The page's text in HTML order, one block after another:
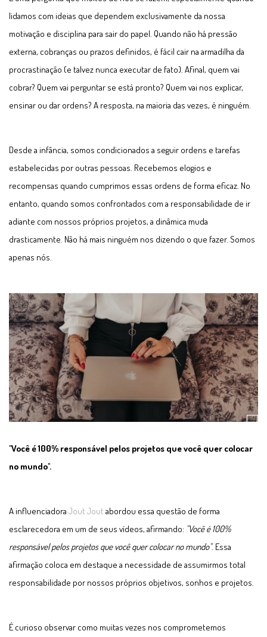
lidamos com ideias que dependem exclusivamente da nossa
motivação e disciplina para sair do papel. Quando não há pressão
externa, cobranças ou prazos definidos, é fácil cair na armadilha da
procrastinação (e talvez nunca executar de fato). Afinal, quem vai
cobrar? Quem vai perguntar se está pronto? Quem vai nos explicar,
ensinar ou dar ordens? A resposta, na maioria das vezes, é ninguém.
Desde a infância, somos condicionados a seguir ordens e tarefas
estabelecidas por outras pessoas. Recebemos elogios e
recompensas quando cumprimos essas ordens de forma eficaz. No
entanto, quando somos confrontados com a responsabilidade de ir
adiante com nossos próprios projetos, a dinâmica muda
drasticamente. Não há mais ninguém nos dizendo o que fazer. Somos
apenas nós.
"Você é 100% responsável pelos projetos que você quer colocar
no mundo".
A influenciadora Jout Jout abordou essa questão de forma
esclarecedora em um de seus vídeos, afirmando: "Você é 100%
responsável pelos projetos que você quer colocar no mundo". Essa
afirmação coloca em destaque a necessidade de assumirmos total
responsabilidade por nossos próprios objetivos, sonhos e projetos.
É curioso observar como muitas vezes nos comprometemos